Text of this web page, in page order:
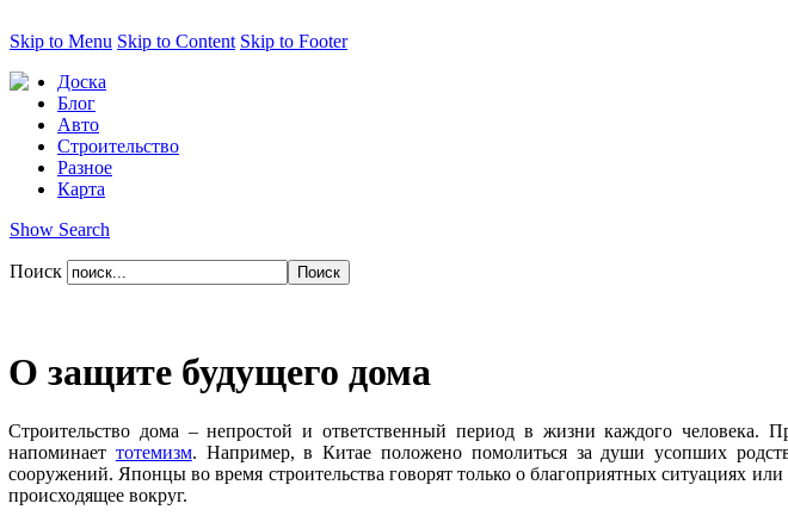
Skip to Menu Skip to Content Skip to Footer
Доска
Блог
Авто
Строительство
Разное
Карта
Show Search
Поиск
О защите будущего дома
Строительство дома – непростой и ответственный период в жизни каждого
напоминает тотемизм. Например, в Китае положено помолиться за души усопших
сооружений. Японцы во время строительства говорят только о благоприятных ситуациях
происходящее вокруг.